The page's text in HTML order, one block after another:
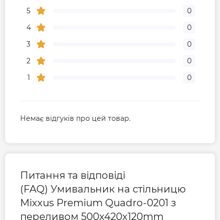
5
0
4
0
3
0
2
0
1
0
Немає відгуків про цей товар.
Питання та відповіді
(FAQ) Умивальник на стільницю
Mixxus Premium Quadro-0201 з
переливом 500x420x120mm